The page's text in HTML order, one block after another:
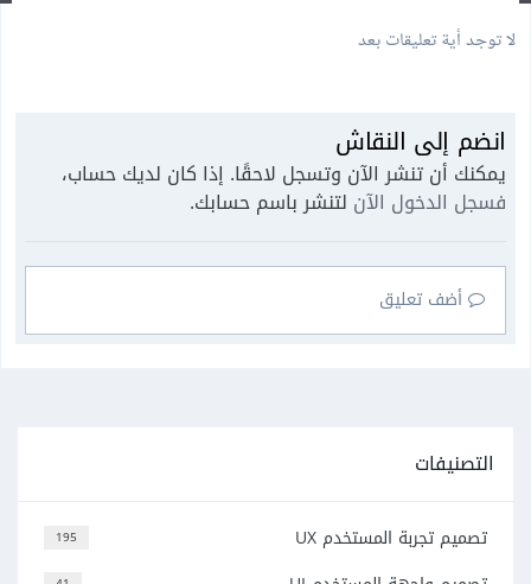
لا توجد أية تعليقات بعد
انضم إلى النقاش
يمكنك أن تنشر الآن وتسجل لاحقًا. إذا كان لديك حساب،
فسجل الدخول الآن لتنشر باسم حسابك.
أضف تعليق
التصنيفات
195 تصميم تجربة المستخدم UX